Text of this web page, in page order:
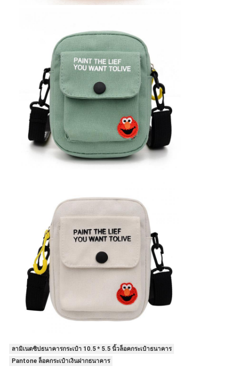
ลามิเนตซิปธนาคารกระเป๋า 10.5 * 5.5 นิ้วล็อคกระเป๋าธนาคาร
Pantone ล็อคกระเป๋าเงินฝากธนาคาร